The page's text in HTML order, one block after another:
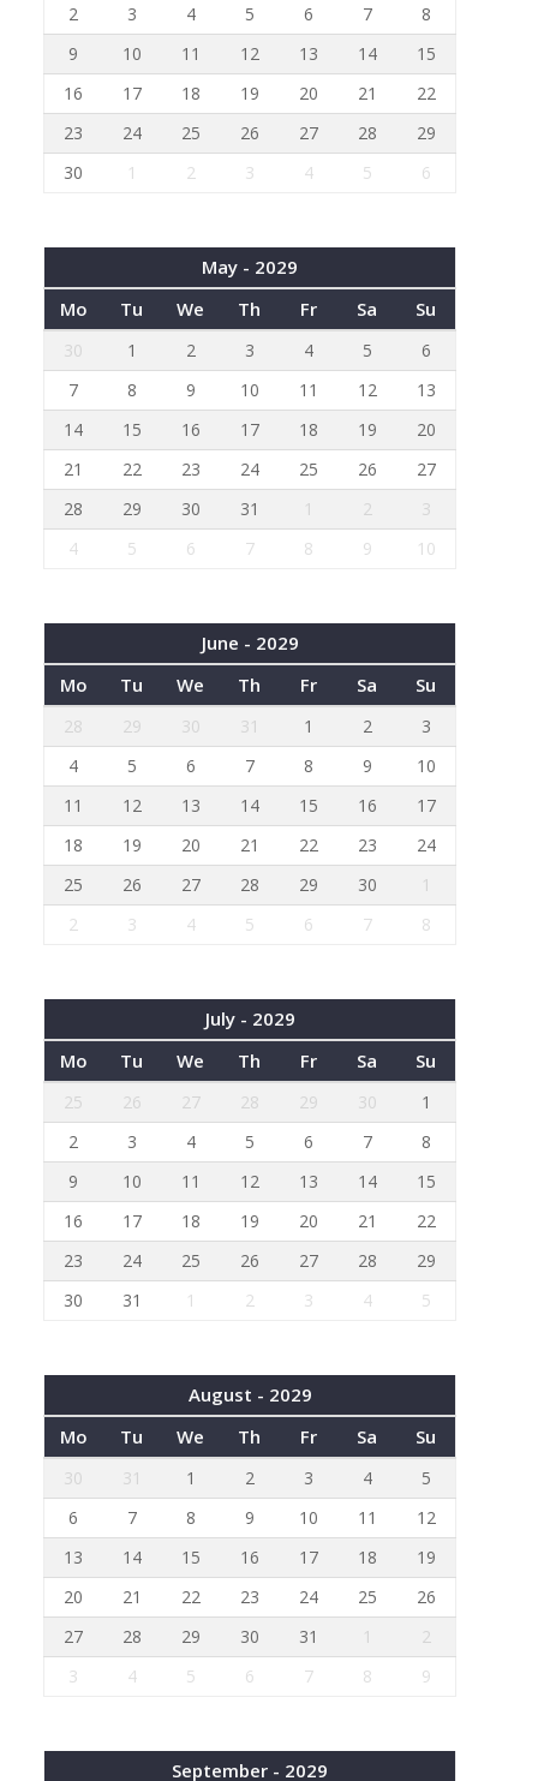
2
3 4 5 6 7
8
9
10 11 12 13 14
15
16
17 18 19 20 21
22
23
24 25 26 27 28
29
30
1 2 3 4 5 6
May - 2029
Mo
Tu We Th Fr Sa Su
30 1 2 3 4 5
6
7
8 9 10 11 12
13
14
15 16 17 18 19
20
21
22 23 24 25 26
27
28
29 30 31 1 2
3
4
5 6 7 8 9 10
June - 2029
Mo
Tu We Th Fr Sa Su
28 29 30 31 1 2
3
4
5 6 7 8 9
10
11
12 13 14 15 16
17
18
19 20 21 22 23
24
25
26 27 28 29 30
1
2
3 4 5 6 7 8
July - 2029
Mo
Tu We Th Fr Sa Su
25 26 27 28 29 30
1
2
3 4 5 6 7
8
9
10 11 12 13 14
15
16
17 18 19 20 21
22
23
24 25 26 27 28
29
30
31 1 2 3 4 5
August - 2029
Mo
Tu We Th Fr Sa Su
30 31 1 2 3 4
5
6
7 8 9 10 11
12
13
14 15 16 17 18
19
20
21 22 23 24 25
26
27
28 29 30 31 1
2
3
4 5 6 7 8 9
September - 2029